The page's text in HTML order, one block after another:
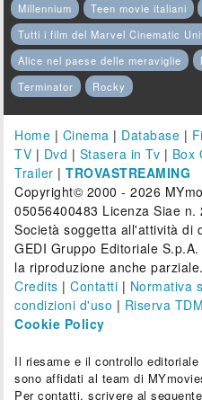
Millennium
Teen movie italiani
Tutti i film del Marvel Cinematic
Alice nel paese delle meraviglie
Terminator
Rocky
Home | Cinema | Database |
TV | Dvd | Stasera in Tv | Box
Trailer |TROVASTREAMING
Copyright© 2000 - 2026
05056400483 Licenza Siae n.
Società soggetta all'attività di
GEDI Gruppo Editoriale
la riproduzione anche parziale.
Credits |Contatti | Normativa
condizioni d'uso | Riserva TDM
Cookie Policy
Il riesame e il controllo
sono affidati al team di
Per contatti, scrivere al